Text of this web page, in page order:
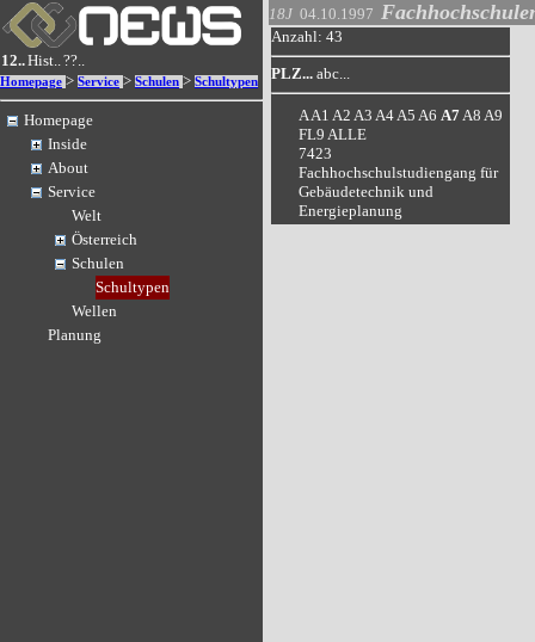
12..Hist..??..
Homepage > Service > Schulen > Schultypen
Homepage
Inside
About
Service
Welt
Österreich
Schulen
Schultypen
Wellen
Planung
18J 04.10.1997
Anzahl: 43
PLZ... abc...
A A1 A2 A3 A4 A5 A6 A7 A8 A9
FL9 ALLE
7423
Fachhochschulstudiengang für
Gebäudetechnik und
Energieplanung